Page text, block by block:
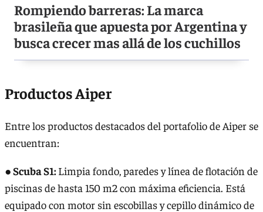
Rompiendo barreras: La marca
brasileña que apuesta por Argentina y
busca crecer mas allá de los cuchillos
Productos Aiper
Entre los productos destacados del portafolio de Aiper se
encuentran:
● Scuba S1:Limpia fondo, paredes y línea de flotación de
piscinas de hasta 150 m2 con máxima eficiencia. Está
equipado con motor sin escobillas y cepillo dinámico de